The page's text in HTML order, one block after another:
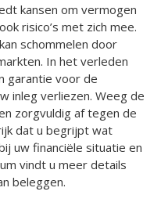
kansen om vermogen
risico’s met zich mee.
schommelen door
In het verleden
garantie voor de
inleg verliezen. Weeg de
zorgvuldig af tegen de
dat u begrijpt wat
uw financiële situatie en
vindt u meer details
beleggen.